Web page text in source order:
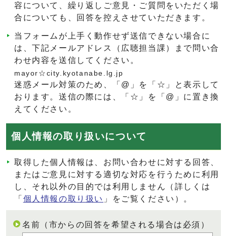
容について、繰り返しご意見・ご質問をいただく場
合についても、回答を控えさせていただきます。
当フォームが上手く動作せず送信できない場合に
は、下記メールアドレス（広聴担当課）まで問い合
わせ内容を送信してください。
mayor☆city.kyotanabe.lg.jp
迷惑メール対策のため、「@」を「☆」と表示して
おります。送信の際には、「☆」を「@」に置き換
えてください。
個人情報の取り扱いについて
取得した個人情報は、お問い合わせに対する回答、
またはご意見に対する適切な対応を行うために利用
し、それ以外の目的では利用しません（詳しくは
「 個人情報の取り扱い 」をご覧ください）。
名前（市からの回答を希望される場合は必須）